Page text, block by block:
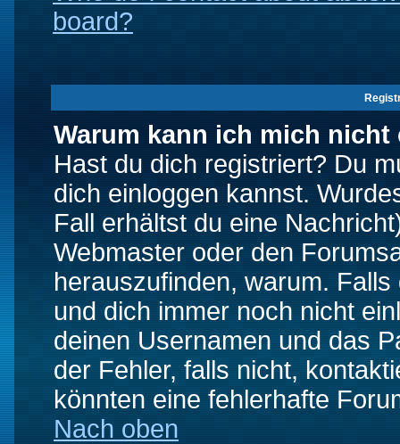
board?
Warum kann ich mich nicht
Hast du dich registriert? Du
dich einloggen kannst.
Fall erhältst du eine
Webmaster oder den
herauszufinden, warum.
und dich immer noch nicht
deinen Usernamen und das
der Fehler, falls nicht,
könnten eine fehlerhafte
Nach oben